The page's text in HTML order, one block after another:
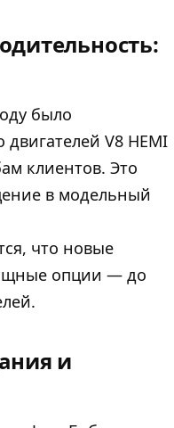
было
V8 HEMI
клиентов. Это
в модельный
что новые
опции — до
и